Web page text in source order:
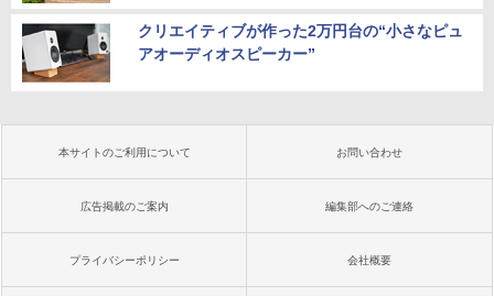
クリエイティブが作った2万円台の“小さなピュ
アオーディオスピーカー”
本サイトのご利用について お問い合わせ
広告掲載のご案内 編集部へのご連絡
プライバシーポリシー 会社概要